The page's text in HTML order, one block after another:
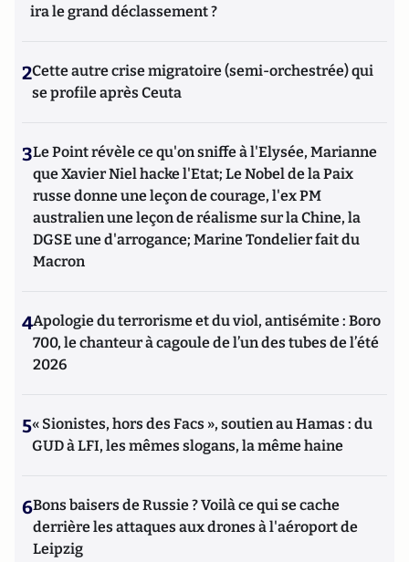
ira le grand déclassement ?
2Cette autre crise migratoire (semi-orchestrée) qui
se profile après Ceuta
3Le Point révèle ce qu'on sniffe à l'Elysée, Marianne
que Xavier Niel hacke l'Etat; Le Nobel de la Paix
russe donne une leçon de courage, l'ex PM
australien une leçon de réalisme sur la Chine, la
DGSE une d'arrogance; Marine Tondelier fait du
Macron
4Apologie du terrorisme et du viol, antisémite : Boro
700, le chanteur à cagoule de l’un des tubes de l’été
2026
5« Sionistes, hors des Facs », soutien au Hamas : du
GUD à LFI, les mêmes slogans, la même haine
6Bons baisers de Russie ? Voilà ce qui se cache
derrière les attaques aux drones à l'aéroport de
Leipzig